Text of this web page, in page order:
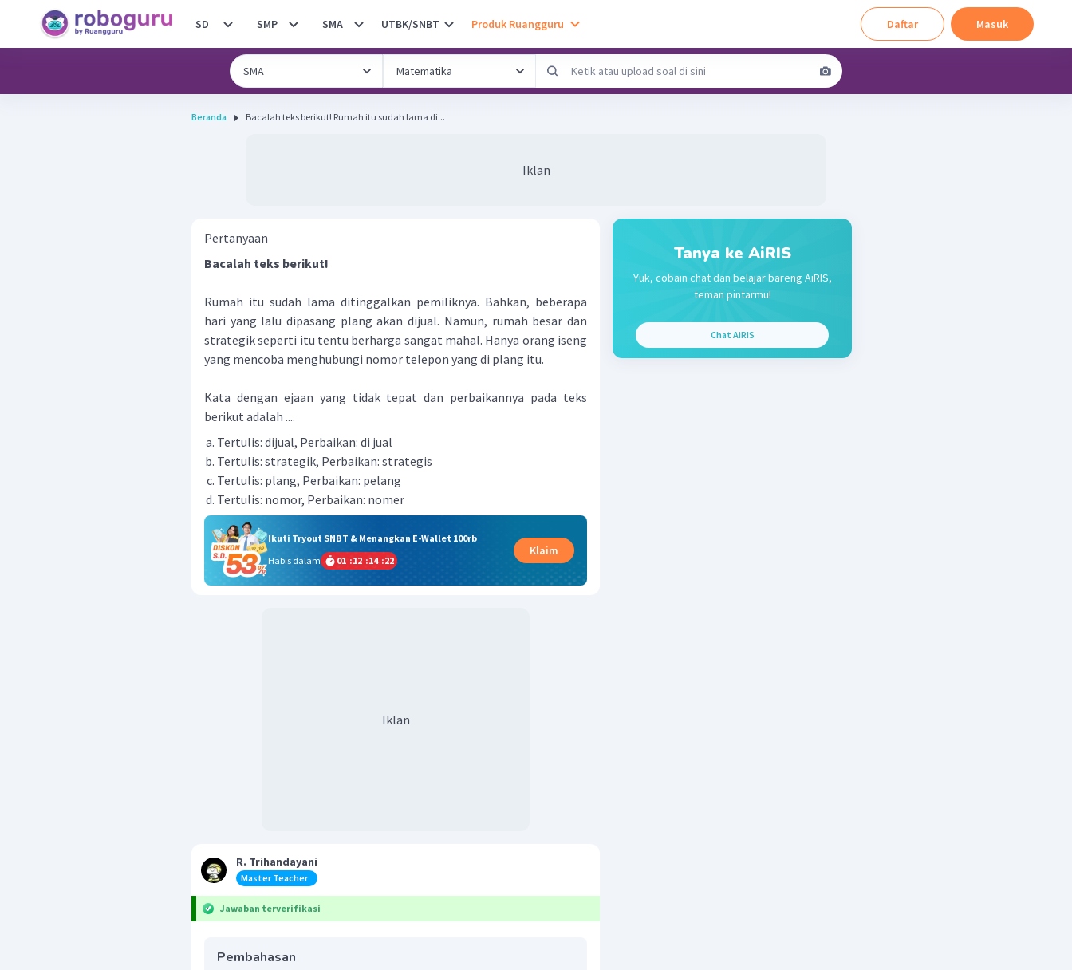
SD SMP SMA UTBK/SNBT Produk Ruangguru Daftar Masuk
Beranda Bacalah teks berikut! Rumah itu sudah lama di...
Iklan
Pertanyaan
Bacalah teks berikut!
Rumah itu sudah lama ditinggalkan pemiliknya. Bahkan, beberapa
hari yang lalu dipasang plang akan dijual. Namun, rumah besar dan
strategik seperti itu tentu berharga sangat mahal. Hanya orang iseng
yang mencoba menghubungi nomor telepon yang di plang itu.
Kata dengan ejaan yang tidak tepat dan perbaikannya pada teks
berikut adalah ....
Tertulis: dijual, Perbaikan: di jual
Tertulis: strategik, Perbaikan: strategis
Tertulis: plang, Perbaikan: pelang
Tertulis: nomor, Perbaikan: nomer
Ikuti Tryout SNBT & Menangkan E-Wallet 100rb
Habis dalam
01 :12 :14 :22
Klaim
Iklan
R. Trihandayani
Master Teacher
Jawaban terverifikasi
Pembahasan
Tanya ke AiRIS
Yuk, cobain chat dan belajar bareng AiRIS,
teman pintarmu!
Chat AiRIS